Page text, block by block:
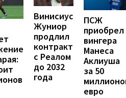
Винисиус
Жуниор
продлил
контракт
с Реалом
до 2032
года
ПСЖ
приобрел
вингера
Манеса
Аклиуша
за 50
евро